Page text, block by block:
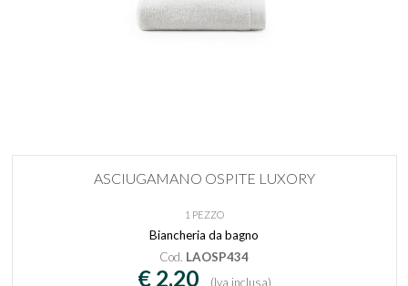
ASCIUGAMANO OSPITE LUXORY
1 PEZZO
Biancheria da bagno
Cod. LAOSP434
€ 2,20 (Iva inclusa)